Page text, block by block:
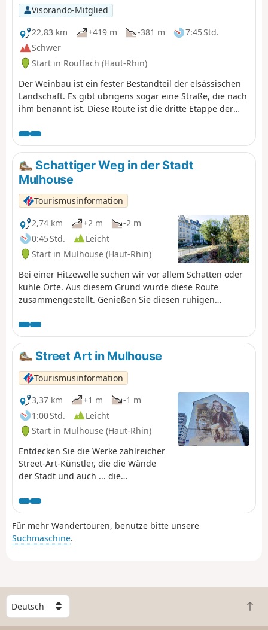
Visorando-Mitglied
22,83 km
+419 m -381 m
7:45 Std.
Schwer
Start in Rouffach (Haut-Rhin)
Der Weinbau ist ein fester Bestandteil der elsässischen
Landschaft. Es gibt übrigens sogar eine Straße, die nach
ihm benannt ist. Diese Route ist die dritte Etappe der
Turckheim. Außerhalb der Dörfer gibt es zahlreiche
Aussichtspunkte, die fast allgegenwärtig sind. Die Dörfer
selbst sind sehr typisch mit hübschen Fachwerkhäusern
und besitzen einen unbestreitbaren Charme. Auch das
kulturelle Erbe ist ebenso gut vertreten.
Schattiger Weg in der Stadt
Mulhouse
Tourismusinformation
2,74 km
+2 m
-2 m
0:45 Std.
Leicht
Start in Mulhouse (Haut-Rhin)
Bei einer Hitzewelle suchen wir vor allem Schatten oder
kühle Orte. Aus diesem Grund wurde diese Route
zusammengestellt. Genießen Sie diesen ruhigen
beenden, kehren Sie ins Stadtzentrum zurück.
Street Art in Mulhouse
Tourismusinformation
3,37 km
+1 m
-1 m
1:00 Std.
Leicht
Start in Mulhouse (Haut-Rhin)
Entdecken Sie die Werke zahlreicher
Street-Art-Künstler, die die Wände
der Stadt und auch ... die
C215, Jana & Js gehören unter
anderem zu denen, die die Straßen
von Mulhouse verschönern. Was Sie
vor Beginn dieser Tour wissen
Spaziergang nicht mehr vorhanden
sind. Wir laden Sie jedoch ein, die
Augen offen zu halten, denn sie
können auch versteckt sein.
Für mehr Wandertouren, benutze bitte unsere
Suchmaschine.
W
ä
h
Z
u